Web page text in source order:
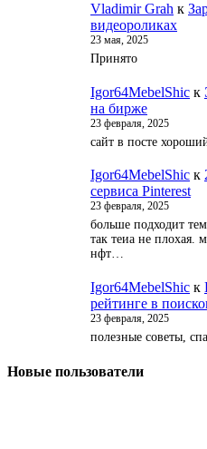
Vladimir Grah к
видеороликах
23 мая, 2025
Принято
Igor64MebelShic к
на бирже
23 февраля, 2025
сайт в посте
Igor64MebelShic к
сервиса Pinterest
23 февраля, 2025
больше подходит
так теиа не плохая.
нфт…
Igor64MebelShic к
рейтинге в
23 февраля, 2025
полезные советы,
Новые пользователи